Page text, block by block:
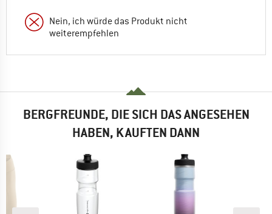
Nein, ich würde das Produkt nicht
weiterempfehlen
BERGFREUNDE, DIE SICH DAS ANGESEHEN
HABEN, KAUFTEN DANN